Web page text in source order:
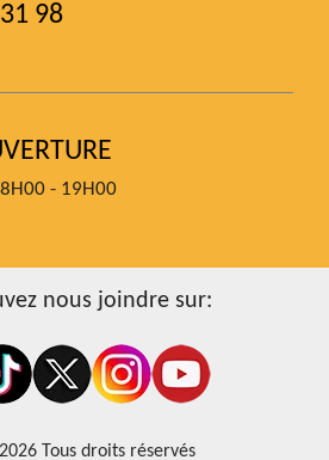
98
8H00 - 19H00
nous joindre sur:
Tous droits réservés